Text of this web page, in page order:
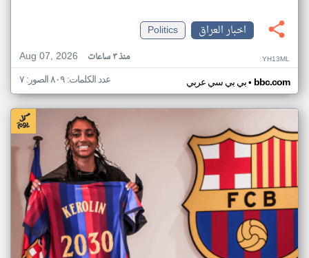
اخبار العراق
Politics
Aug 07, 2026
منذ ٣ ساعات YH13ML
بي بي سي عربي• bbc.com عدد الكلمات: ٨٠٩ الصور: ٧